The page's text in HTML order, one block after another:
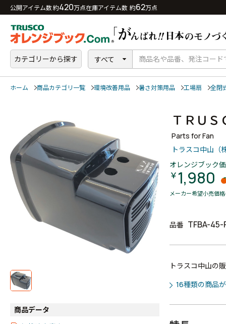
公開アイテム数 約420万点在庫アイテム数 約62万点
カテゴリーから探す すべて
ホーム 商品カテゴリ一覧 環境改善用品 暑さ対策用品 工場扇 全閉
商品データ
ＴＲＵ
Parts for Fan
トラスコ中山（株
オレンジブック
￥ 1,980
メーカー希望小売価
品番 TFBA-45-
トラスコ中山の
16種類の商品